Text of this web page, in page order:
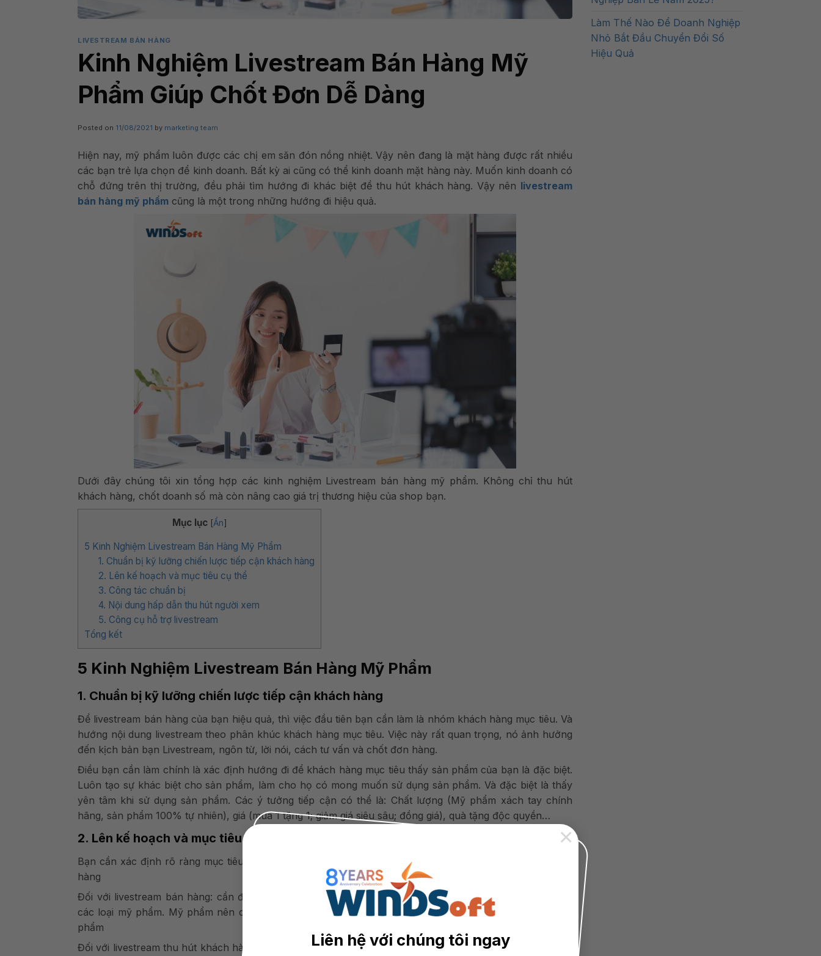
Liên hệ với chúng tôi ngay
×
LIVESTREAM BÁN HÀNG
Kinh Nghiệm Livestream Bán Hàng Mỹ
Phẩm Giúp Chốt Đơn Dễ Dàng
Posted on 11/08/2021 by marketing team
Hiện nay, mỹ phẩm luôn được các chị em săn đón nồng nhiệt. Vậy nên đang là mặt hàng được rất nhiều
các bạn trẻ lựa chọn để kinh doanh. Bất kỳ ai cũng có thể kinh doanh mặt hàng này. Muốn kinh doanh có
chỗ đứng trên thị trường, đều phải tìm hướng đi khác biệt để thu hút khách hàng. Vậy nên livestream
bán hàng mỹ phẩm cũng là một trong những hướng đi hiệu quả.
Dưới đây chúng tôi xin tổng hợp các kinh nghiệm Livestream bán hàng mỹ phẩm. Không chỉ thu hút
khách hàng, chốt doanh số mà còn nâng cao giá trị thương hiệu của shop bạn.
Mục lục [Ẩn]
5 Kinh Nghiệm Livestream Bán Hàng Mỹ Phẩm
1. Chuẩn bị kỹ lưỡng chiến lược tiếp cận khách hàng
2. Lên kế hoạch và mục tiêu cụ thể
3. Công tác chuẩn bị
4. Nội dung hấp dẫn thu hút người xem
5. Công cụ hỗ trợ livestream
Tổng kết
5 Kinh Nghiệm Livestream Bán Hàng Mỹ Phẩm
1. Chuẩn bị kỹ lưỡng chiến lược tiếp cận khách hàng
Để livestream bán hàng của bạn hiệu quả, thì việc đầu tiên bạn cần làm là nhóm khách hàng mục tiêu. Và
hướng nội dung livestream theo phân khúc khách hàng mục tiêu. Việc này rất quan trọng, nó ảnh hưởng
đến kịch bản bạn Livestream, ngôn từ, lời nói, cách tư vấn và chốt đơn hàng.
Điều bạn cần làm chính là xác định hướng đi để khách hàng mục tiêu thấy sản phẩm của bạn là đặc biệt.
Luôn tạo sự khác biệt cho sản phẩm, làm cho họ có mong muốn sử dụng sản phẩm. Và đặc biệt là thấy
yên tâm khi sử dụng sản phẩm. Các ý tưởng tiếp cận có thể là: Chất lượng (Mỹ phẩm xách tay chính
hãng, sản phẩm 100% tự nhiên), giá (mua 1 tặng 1; giảm giá siêu sâu; đồng giá), quà tặng độc quyền…
2. Lên kế hoạch và mục tiêu cụ thể
Bạn cần xác định rõ ràng mục tiêu của buổi livestream, livestream có 2 loại: bán hàng và thu hút khách
hàng
Đối với livestream bán hàng: cần đảm bảo yếu tố xuất xứ, công dụng, thành phần, hướng dẫn sử dụng
các loại mỹ phẩm. Mỹ phẩm nên các chị em luôn yêu cầu cao về nguồn gốc xuất xứ và tính năng sản
phẩm
Đối với livestream thu hút khách hàng: Hãy luôn đặt ra câu hỏi khách hàng họ đang quan tâm điều gì để
Làm Thế Nào Để Doanh Nghiệp
Nhỏ Bắt Đầu Chuyển Đổi Số
Hiệu Quả